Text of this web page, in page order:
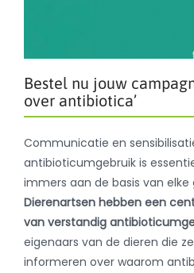
Bestel nu jouw
over antibiotica’
Communicatie en
antibioticumgebruik is
immers aan de basis van elke
Dierenartsen hebben een
van verstandig
eigenaars van de dieren die
informeren over waarom